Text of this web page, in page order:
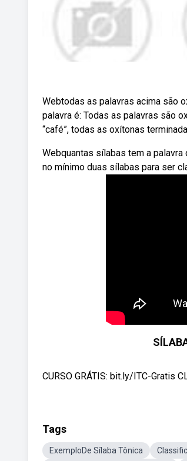
Webtodas as palavras acima são
palavra é: Todas as palavras são
“café”, todas as oxítonas
Webquantas sílabas tem a palavra
no mínimo duas sílabas para ser
CURSO GRÁTIS: bit.ly/ITC-Gratis
Tags
ExemploDe Sílaba Tônica